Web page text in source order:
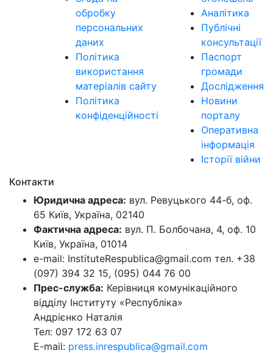
обробку
персональних
даних
Політика
використання
матеріалів сайту
Політика
конфіденційності
Аналітика
Публічні
консультації
Паспорт
громади
Дослідження
Новини
порталу
Оперативна
інформація
Історії війни
Контакти
Юридична адреса: вул. Ревуцького 44-б, оф.
65 Київ, Україна, 02140
Фактична адреса: вул. П. Болбочана, 4, оф. 10
Київ, Україна, 01014
e-mail: InstituteRespublica@gmail.com тел. +38
(097) 394 32 15, (095) 044 76 00
Прес-служба: Керівниця комунікаційного
відділу Інституту «Республіка»
Андрієнко Наталія
Тел: 097 172 63 07
E-mail: press.inrespublica@gmail.com